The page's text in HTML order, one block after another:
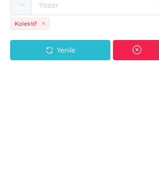
Kolektif
Yenile